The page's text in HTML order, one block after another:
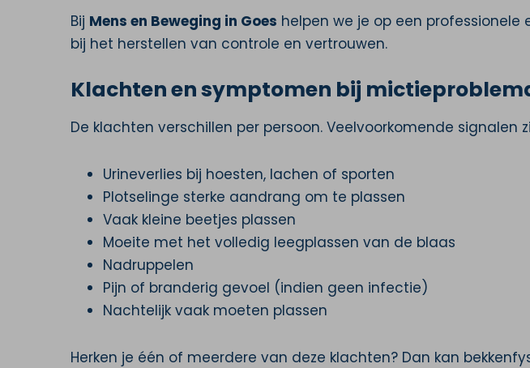
Bij Mens en Beweging in Goes helpen we je op een professionele
bij het herstellen van controle en vertrouwen.
Klachten en symptomen bij
De klachten verschillen per persoon. Veelvoorkomende signalen
Urineverlies bij hoesten, lachen of sporten
Plotselinge sterke aandrang om te plassen
Vaak kleine beetjes plassen
Moeite met het volledig leegplassen van de blaas
Nadruppelen
Pijn of branderig gevoel (indien geen infectie)
Nachtelijk vaak moeten plassen
Herken je één of meerdere van deze klachten? Dan kan